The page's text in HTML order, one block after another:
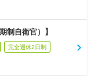
制自衛官）】
完全週休2日制